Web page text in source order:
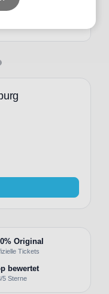
Original
Tickets
bewertet
5 Sterne